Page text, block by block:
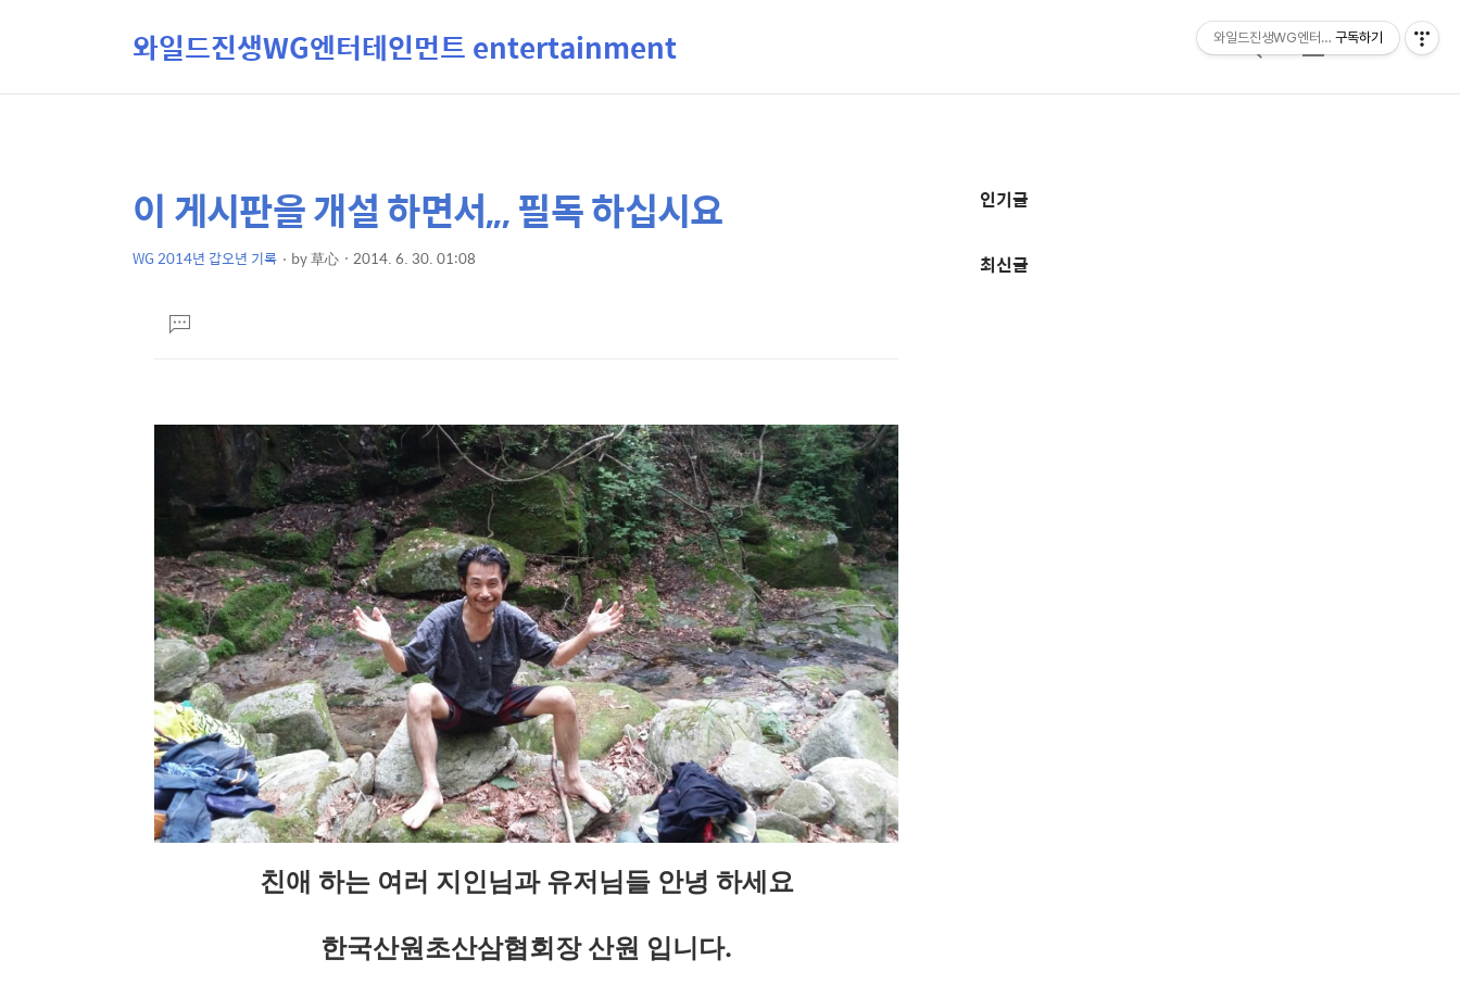
와일드진생WG엔터테인먼트 entertainment
검
메
상
컨
본
문
제
이 게시판을 개설 하면서,,, 필독 하십시요
WG 2014년 갑오년 기록 by草心 2014. 6. 30. 01:08
댓
글
친애 하는 여러 지인님과 유저님들 안녕 하세요
한국산원초산삼협회장 산원 입니다.
추
정
인기글
최신글
와일드진생WG엔터테인먼트
구독하기